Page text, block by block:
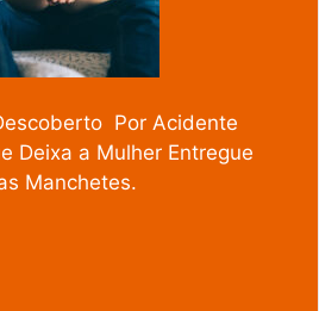
Por Acidente
Deixa a Mulher Entregue
Manchetes.